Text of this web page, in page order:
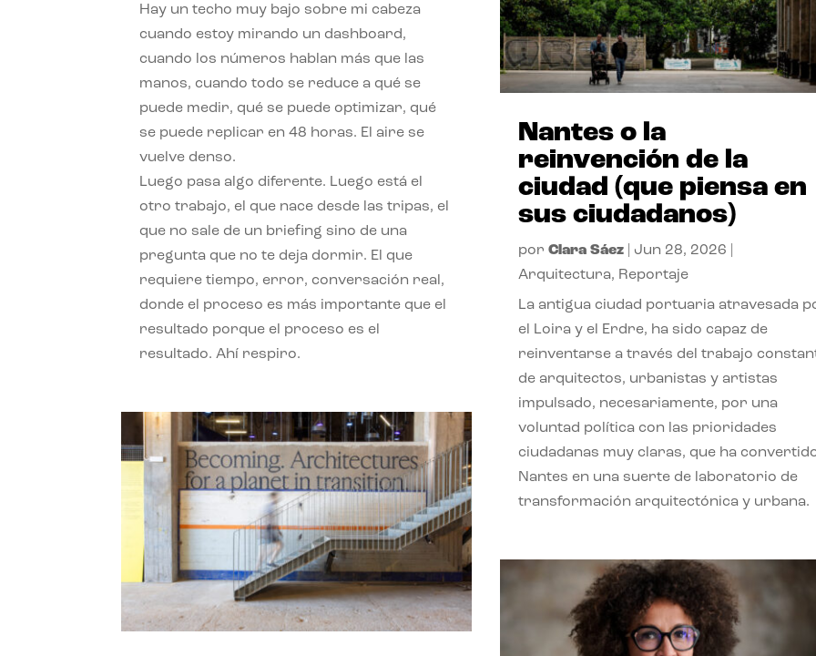
Hay un techo muy bajo sobre mi cabeza
cuando estoy mirando un dashboard,
cuando los números hablan más que las
manos, cuando todo se reduce a qué se
puede medir, qué se puede optimizar, qué
se puede replicar en 48 horas. El aire se
vuelve denso.
Luego pasa algo diferente. Luego está el
otro trabajo, el que nace desde las tripas, el
que no sale de un briefing sino de una
pregunta que no te deja dormir. El que
requiere tiempo, error, conversación real,
donde el proceso es más importante que el
resultado porque el proceso es el
resultado. Ahí respiro.
Nantes o la
reinvención de la
ciudad (que piensa en
sus ciudadanos)
por Clara Sáez| Jun 28, 2026
Arquitectura, Reportaje
La antigua ciudad portuaria atravesada
el Loira y el Erdre, ha sido capaz de
reinventarse a través del trabajo
de arquitectos, urbanistas y artistas
impulsado, necesariamente, por una
voluntad política con las prioridades
ciudadanas muy claras, que ha
Nantes en una suerte de laboratorio de
transformación arquitectónica y urbana.